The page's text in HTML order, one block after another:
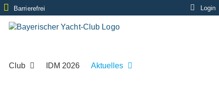
Zum
Inhalt
springen
Barrierefrei Login
Club IDM 2026 Aktuelles